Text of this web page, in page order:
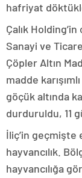
hafriyat
Çalık
Sanayi ve
Çöpler Altın
madde
göçük altında
durduruldu, 11
İliç’in geçmişte
hayvancılık.
hayvancılığa